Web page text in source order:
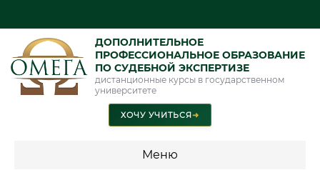
ДОПОЛНИТЕЛЬНОЕ
ПРОФЕССИОНАЛЬНОЕ ОБРАЗОВАНИЕ
ПО СУДЕБНОЙ ЭКСПЕРТИЗЕ
дистанционные курсы в государственном
университете
ХОЧУ УЧИТЬСЯ➜
Меню